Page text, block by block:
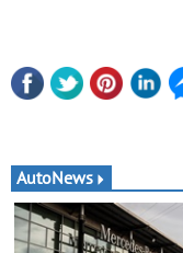
AutoNews